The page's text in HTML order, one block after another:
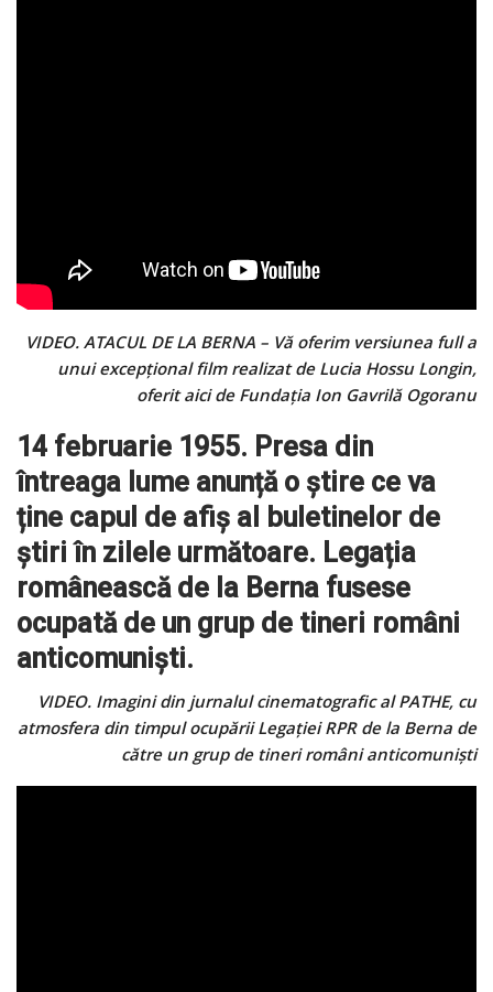
VIDEO. ATACUL DE LA BERNA – Vă oferim versiunea full a
unui excepțional film realizat de Lucia Hossu Longin,
oferit aici de Fundația Ion Gavrilă Ogoranu
14 februarie 1955. Presa din
întreaga lume anunță o știre ce va
ține capul de afiș al buletinelor de
știri în zilele următoare. Legația
românească de la Berna fusese
ocupată de un grup de tineri români
anticomuniști.
VIDEO. Imagini din jurnalul cinematografic al PATHE, cu
atmosfera din timpul ocupării Legației RPR de la Berna de
către un grup de tineri români anticomuniști